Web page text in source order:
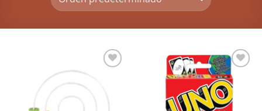
deseos
Añadir
a la
lista de
deseos